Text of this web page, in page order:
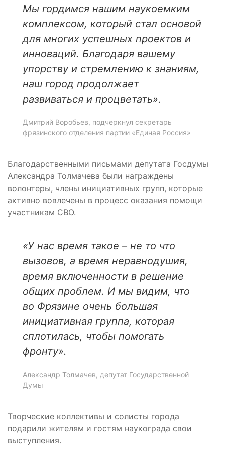
Мы гордимся нашим наукоемким
комплексом, который стал основой
для многих успешных проектов и
инноваций. Благодаря вашему
упорству и стремлению к знаниям,
наш город продолжает
развиваться и процветать».
Дмитрий Воробьев, подчеркнул секретарь
фрязинского отделения партии «Единая Россия»
Благодарственными письмами депутата Госдумы
Александра Толмачева были награждены
волонтеры, члены инициативных групп, которые
активно вовлечены в процесс оказания помощи
участникам СВО.
«У нас время такое – не то что
вызовов, а время неравнодушия,
время включенности в решение
общих проблем. И мы видим, что
во Фрязине очень большая
инициативная группа, которая
сплотилась, чтобы помогать
фронту».
Александр Толмачев, депутат Государственной
Думы
Творческие коллективы и солисты города
подарили жителям и гостям наукограда свои
выступления.